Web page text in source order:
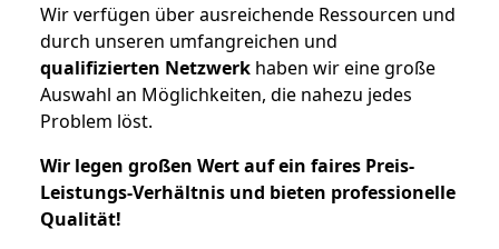
Wir verfügen über ausreichende Ressourcen und
durch unseren umfangreichen und
qualifizierten Netzwerk haben wir eine große
Auswahl an Möglichkeiten, die nahezu jedes
Problem löst.
Wir legen großen Wert auf ein faires Preis-
Leistungs-Verhältnis und bieten professionelle
Qualität!